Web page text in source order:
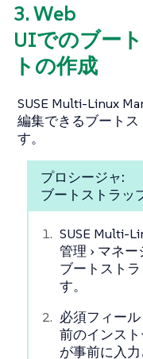
3. Web
UIでのブー
トの作成
SUSE Multi-Linux
編集できるブート
す。
プロシージャ:
ブートストラッ
SUSE Multi-
管理
マネー
ブートスト
す。
必須フィール
前のインス
が事前に入力